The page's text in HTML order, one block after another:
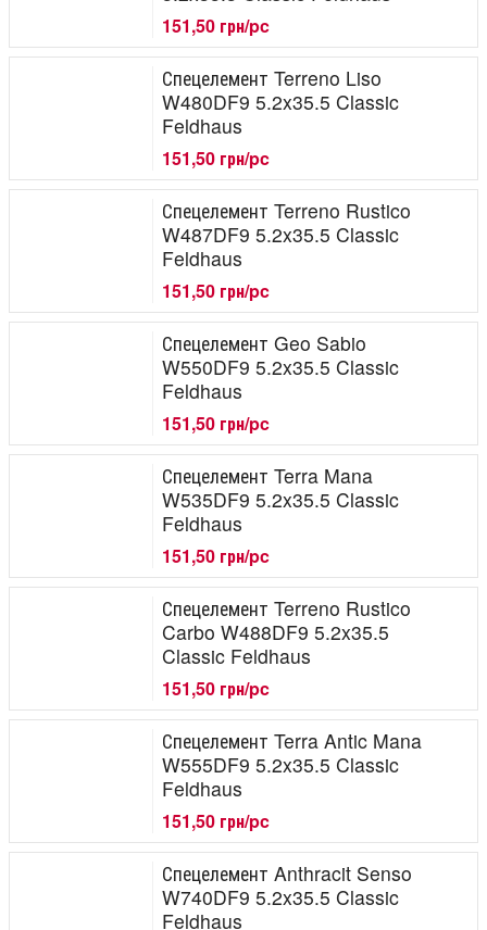
151,50 грн/pc
Спецелемент Terreno Liso
W480DF9 5.2x35.5 Classic
Feldhaus
151,50 грн/pc
Спецелемент Terreno Rustico
W487DF9 5.2x35.5 Classic
Feldhaus
151,50 грн/pc
Спецелемент Geo Sabio
W550DF9 5.2x35.5 Classic
Feldhaus
151,50 грн/pc
Спецелемент Terra Mana
W535DF9 5.2x35.5 Classic
Feldhaus
151,50 грн/pc
Спецелемент Terreno Rustico
Carbo W488DF9 5.2x35.5
Classic Feldhaus
151,50 грн/pc
Спецелемент Terra Antic Mana
W555DF9 5.2x35.5 Classic
Feldhaus
151,50 грн/pc
Спецелемент Anthracit Senso
W740DF9 5.2x35.5 Classic
Feldhaus